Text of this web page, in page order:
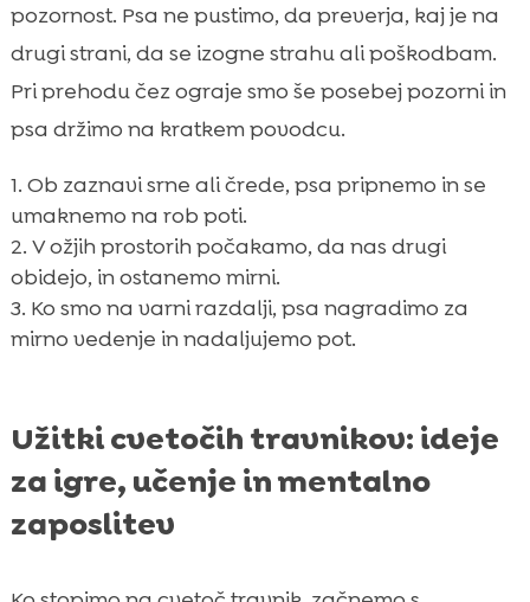
pozornost. Psa ne pustimo, da preverja, kaj je na
drugi strani, da se izogne strahu ali poškodbam.
Pri prehodu čez ograje smo še posebej pozorni in
psa držimo na kratkem povodcu.
Ob zaznavi srne ali črede, psa pripnemo in se
umaknemo na rob poti.
V ožjih prostorih počakamo, da nas drugi
obidejo, in ostanemo mirni.
Ko smo na varni razdalji, psa nagradimo za
mirno vedenje in nadaljujemo pot.
Užitki cvetočih travnikov: ideje
za igre, učenje in mentalno
zaposlitev